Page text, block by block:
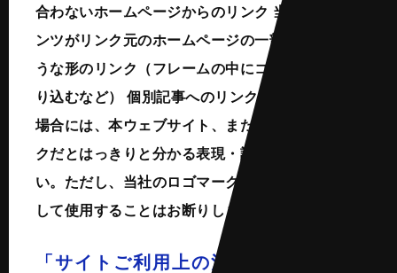
合わないホームページからのリンク 当社のコンテ
ンツがリンク元のホームページの一部に見えるよ
うな形のリンク（フレームの中にコンテンツを取
り込むなど） 個別記事へのリンク：リンクを張る
場合には、本ウェブサイト、または当社へのリン
クだとはっきりと分かる表現・記述をしてくださ
い。ただし、当社のロゴマークをリンクボタンと
して使用することはお断りします。
「サイトご利用上の注意」に関する